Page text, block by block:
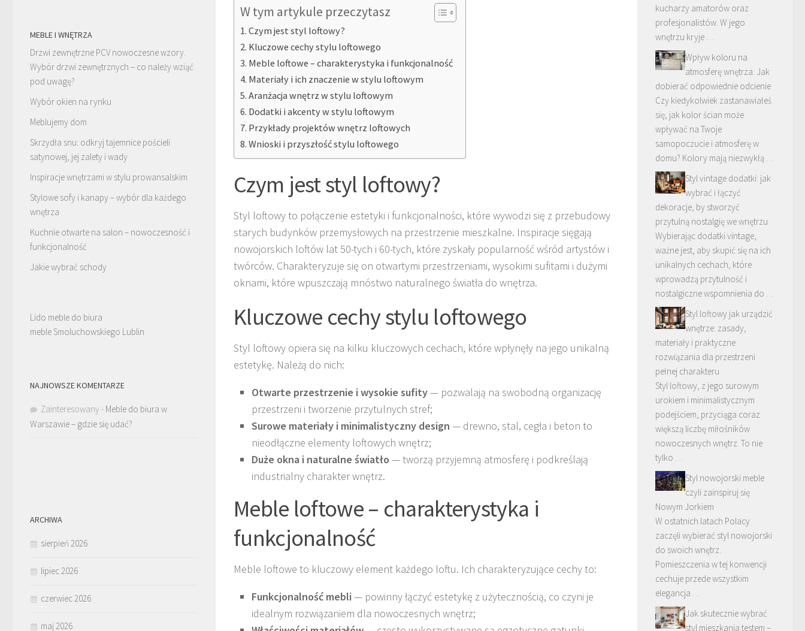
W tym artykule przeczytasz
Czym jest styl loftowy?
Kluczowe cechy stylu loftowego
Meble loftowe – charakterystyka i funkcjonalność
Materiały i ich znaczenie w stylu loftowym
Aranżacja wnętrz w stylu loftowym
Dodatki i akcenty w stylu loftowym
Przykłady projektów wnętrz loftowych
Wnioski i przyszłość stylu loftowego
Czym jest styl loftowy?
Styl loftowy to połączenie estetyki i funkcjonalności, które wywodzi się z przebudowy
starych budynków przemysłowych na przestrzenie mieszkalne. Inspiracje sięgają
nowojorskich loftów lat 50-tych i 60-tych, które zyskały popularność wśród artystów i
twórców. Charakteryzuje się on otwartymi przestrzeniami, wysokimi sufitami i dużymi
oknami, które wpuszczają mnóstwo naturalnego światła do wnętrza.
Kluczowe cechy stylu loftowego
Styl loftowy opiera się na kilku kluczowych cechach, które wpłynęły na jego unikalną
estetykę. Należą do nich:
Otwarte przestrzenie i wysokie sufity— pozwalają na swobodną organizację
przestrzeni i tworzenie przytulnych stref;
Surowe materiały i minimalistyczny design — drewno, stal, cegła i beton to
nieodłączne elementy loftowych wnętrz;
Duże okna i naturalne światło — tworzą przyjemną atmosferę i podkreślają
industrialny charakter wnętrz.
Meble loftowe – charakterystyka i
funkcjonalność
Meble loftowe to kluczowy element każdego loftu. Ich charakteryzujące cechy to:
Funkcjonalność mebli — powinny łączyć estetykę z użytecznością, co czyni je
idealnym rozwiązaniem dla nowoczesnych wnętrz;
MEBLE I WNĘTRZA
Drzwi zewnętrzne PCV nowoczesne wzory.
Wybór drzwi zewnętrznych – co należy wziąć
pod uwagę?
Wybór okien na rynku
Meblujemy dom
Skrzydła snu: odkryj tajemnice pościeli
satynowej, jej zalety i wady
Inspiracje wnętrzami w stylu prowansalskim
Stylowe sofy i kanapy – wybór dla każdego
wnętrza
Kuchnie otwarte na salon – nowoczesność i
funkcjonalność
Jakie wybrać schody
Lido meble do biura
meble Smoluchowskiego Lublin
NAJNOWSZE KOMENTARZE
Zainteresowany - Meble do biura w
Warszawie – gdzie się udać?
ARCHIWA
sierpień 2026
lipiec 2026
czerwiec 2026
maj 2026
kucharzy amatorów oraz
profesjonalistów. W jego
wnętrzu kryje …
Wpływ koloru na
atmosferę wnętrza: Jak
dobierać odpowiednie odcienie
Czy kiedykolwiek zastanawiałeś
się, jak kolor ścian może
wpływać na Twoje
samopoczucie i atmosferę w
domu? Kolory mają niezwykłą …
Styl vintage dodatki: jak
wybrać i łączyć
dekoracje, by stworzyć
przytulną nostalgię we wnętrzu
Wybierając dodatki vintage,
ważne jest, aby skupić się na ich
unikalnych cechach, które
wprowadzą przytulność i
nostalgiczne wspomnienia do …
Styl loftowy jak urządzić
wnętrze: zasady,
materiały i praktyczne
rozwiązania dla przestrzeni
pełnej charakteru
Styl loftowy, z jego surowym
urokiem i minimalistycznym
podejściem, przyciąga coraz
większą liczbę miłośników
nowoczesnych wnętrz. To nie
tylko …
Styl nowojorski meble
czyli zainspiruj się
Nowym Jorkiem
W ostatnich latach Polacy
zaczęli wybierać styl nowojorski
do swoich wnętrz.
Pomieszczenia w tej konwencji
cechuje przede wszystkim
elegancja …
Jak skutecznie wybrać
styl mieszkania testem –